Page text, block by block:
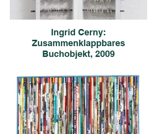
Ingrid Cerny:
Zusammenklappbares
Buchobjekt, 2009
100 x 20 x 2 cm
Copyright: I. Cerny, Bildrecht
Foto: M. Seif
Preis inkl. 13 % Ust.: € 1.500,-